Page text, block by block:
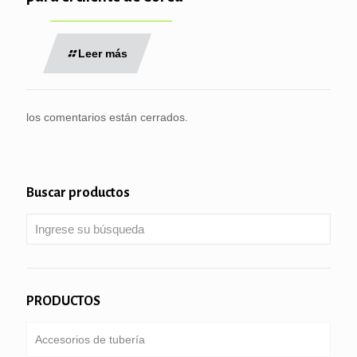
Leer más
los comentarios están cerrados.
Buscar productos
PRODUCTOS
Accesorios de tubería